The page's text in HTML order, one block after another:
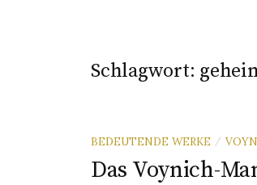
Schlagwort:
BEDEUTENDE WERKE /
Das Voynich-